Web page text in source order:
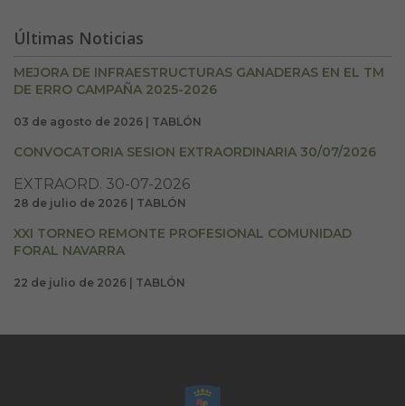
Últimas Noticias
MEJORA DE INFRAESTRUCTURAS GANADERAS EN EL TM
DE ERRO CAMPAÑA 2025-2026
03 de agosto de 2026 | TABLÓN
CONVOCATORIA SESION EXTRAORDINARIA 30/07/2026
EXTRAORD. 30-07-2026
28 de julio de 2026 | TABLÓN
XXI TORNEO REMONTE PROFESIONAL COMUNIDAD
FORAL NAVARRA
22 de julio de 2026 | TABLÓN